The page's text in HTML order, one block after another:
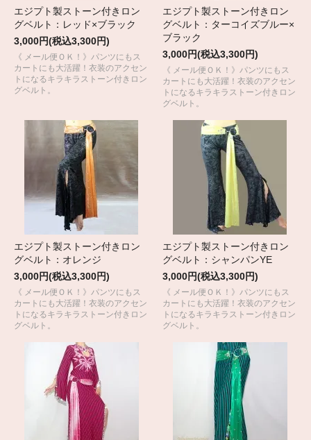
エジプト製ストーン付きロン
グベルト：レッド×ブラック
3,000円(税込3,300円)
《 メール便ＯＫ！》パンツにもス
カートにも大活躍！衣装のアクセン
トになるキラキラストーン付きロン
グベルト。
エジプト製ストーン付きロン
グベルト：ターコイズブルー×
ブラック
3,000円(税込3,300円)
《 メール便ＯＫ！》パンツにもス
カートにも大活躍！衣装のアクセン
トになるキラキラストーン付きロン
グベルト。
エジプト製ストーン付きロン
グベルト：オレンジ
3,000円(税込3,300円)
《 メール便ＯＫ！》パンツにもス
カートにも大活躍！衣装のアクセン
トになるキラキラストーン付きロン
グベルト。
エジプト製ストーン付きロン
グベルト：シャンパンYE
3,000円(税込3,300円)
《 メール便ＯＫ！》パンツにもス
カートにも大活躍！衣装のアクセン
トになるキラキラストーン付きロン
グベルト。